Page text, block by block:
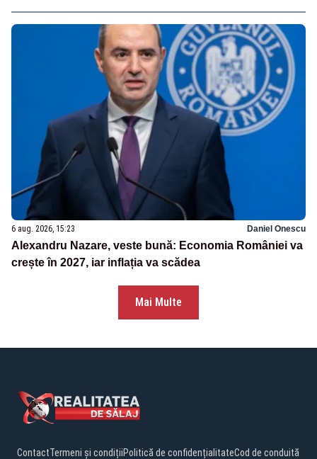
6 aug. 2026, 15:23 Daniel Onescu
Alexandru Nazare, veste bună: Economia României va
crește în 2027, iar inflația va scădea
Mai Multe
ContactTermeni și condițiiPolitică de confidențialitateCod de conduită